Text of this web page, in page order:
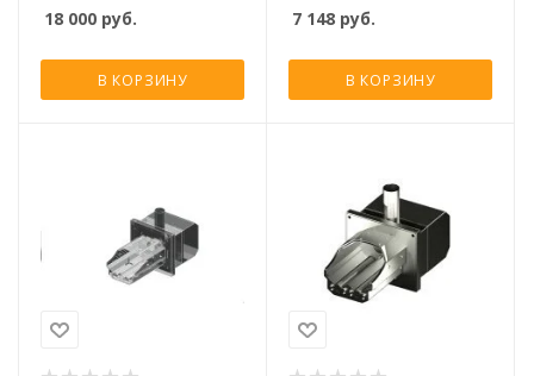
18 000 руб.
В КОРЗИНУ
7 148 руб.
В КОРЗИНУ